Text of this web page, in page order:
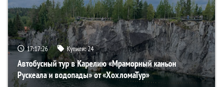
17:17:25 Купили:24
Автобусный тур в Карелию «Мраморный каньон
Рускеала и водопады» от «ХохломаТур»